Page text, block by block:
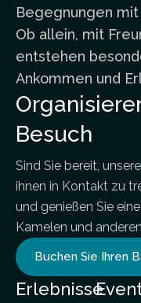
Begegnungen
Ob allein, mit
entstehen
Ankommen und
Besuch
Sind Sie bereit,
ihnen in Kontakt zu
und genießen Sie
Kamelen und
Buchen Sie Ihren
Erlebnisse